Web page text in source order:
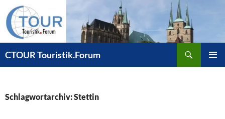
Zum
Inhalt
springen
CTOUR Touristik.Forum
Schlagwortarchiv: Stettin